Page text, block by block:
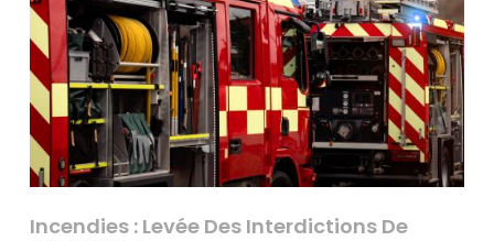
Incendies : Levée Des Interdictions De